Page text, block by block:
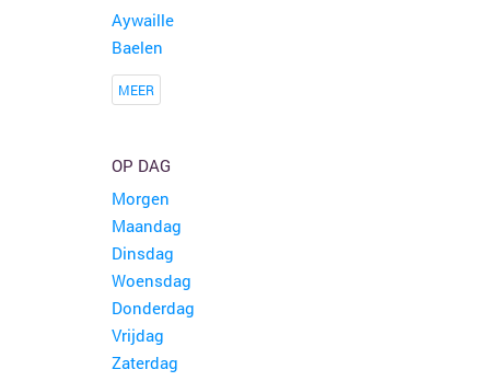
Aywaille
Baelen
MEER
OP DAG
Morgen
Maandag
Dinsdag
Woensdag
Donderdag
Vrijdag
Zaterdag